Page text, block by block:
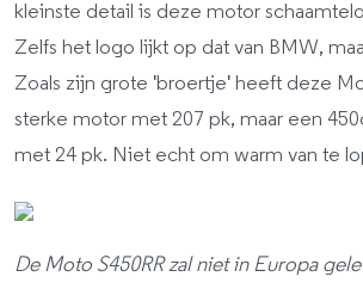
kleinste detail is deze motor
Zelfs het logo lijkt op dat van BMW,
Zoals zijn grote 'broertje' heeft deze
sterke motor met 207 pk, maar een
met 24 pk. Niet echt om warm van te
De Moto S450RR zal niet in Europa